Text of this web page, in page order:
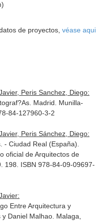
de proyectos, véase aqui
Peris Sanchez, Diego:
Madrid. Munilla-
84-127960-3-2
Peris Sánchez, Diego:
- Ciudad Real (España).
oficial de Arquitectos de
198. ISBN 978-84-09-09697-
Entre Arquitectura y
Daniel Malhao. Malaga,